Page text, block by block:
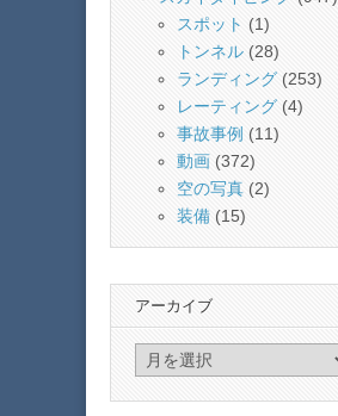
スポット (1)
トンネル (28)
ランディング(253)
レーティング(4)
事故事例 (11)
動画 (372)
空の写真 (2)
装備 (15)
アーカイブ